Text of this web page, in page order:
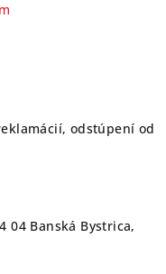
odstúpení od
04 Banská Bystrica,